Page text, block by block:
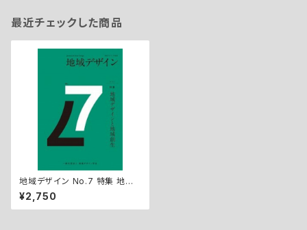
最近チェックした商品
地域デザイン No.7 特集 地域
デザインと地域創生
¥2,750